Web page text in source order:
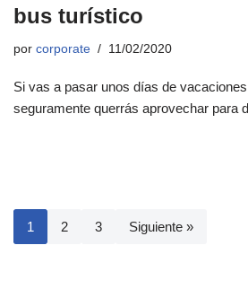
bus turístico
por corporate 11/02/2020
Si vas a pasar unos días de
seguramente querrás aprovechar para
1 2 3 Siguiente »